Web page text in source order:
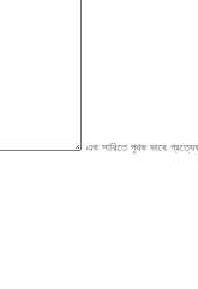
এক সারিতে পৃথক ভাবে